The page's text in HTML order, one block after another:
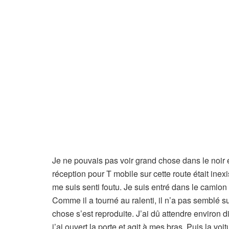
Je ne pouvais pas voir grand chose dans le
réception pour T mobile sur cette route était
me suis senti foutu. Je suis entré dans le
Comme il a tourné au ralenti, il n’a pas semblé
chose s’est reproduite. J’ai dû attendre environ
j’ai ouvert la porte et agit à mes bras. Puis la